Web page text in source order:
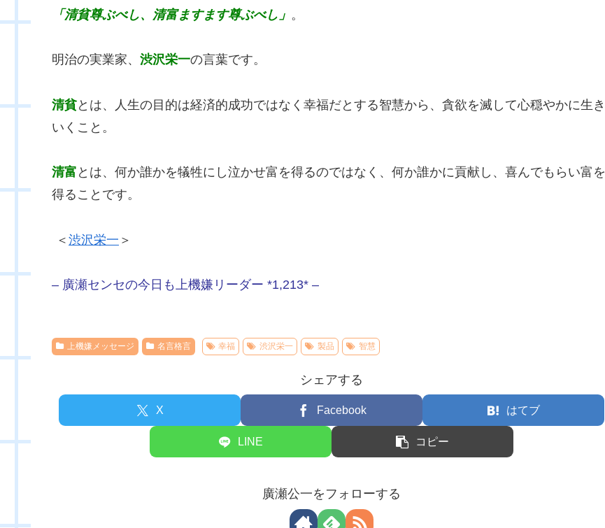
「清貧尊ぶべし、清富ますます尊ぶべし」 。
明治の実業家、 渋沢栄一の言葉です。
清貧とは、人生の目的は経済的成功ではなく幸福だとする智慧から、貪欲を滅して心穏やかに生き
いくこと。
清富 とは、何か誰かを犠牲にし泣かせ富を得るのではなく、何か誰かに貢献し、喜んでもらい富を
得ることです。
＜ 渋沢栄一 ＞
– 廣瀬センセの今日も上機嫌リーダー *1,213* –
上機嫌メッセージ 名言格言 幸福 渋沢栄一 製品 智慧
シェアする
X Facebook はてブ
LINE コピー
廣瀬公一をフォローする